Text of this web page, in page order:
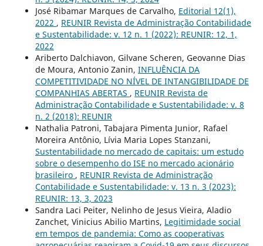
José Ribamar Marques de Carvalho, Editorial 12(1),
2022 , REUNIR Revista de Administração Contabilidade
e Sustentabilidade: v. 12 n. 1 (2022): REUNIR: 12, 1,
2022
Ariberto Dalchiavon, Gilvane Scheren, Geovanne Dias
de Moura, Antonio Zanin, INFLUÊNCIA DA
COMPETITIVIDADE NO NÍVEL DE INTANGIBILIDADE DE
COMPANHIAS ABERTAS , REUNIR Revista de
Administração Contabilidade e Sustentabilidade: v. 8
n. 2 (2018): REUNIR
Nathalia Patroni, Tabajara Pimenta Junior, Rafael
Moreira Antônio, Lívia Maria Lopes Stanzani,
Sustentabilidade no mercado de capitais: um estudo
sobre o desempenho do ISE no mercado acionário
brasileiro , REUNIR Revista de Administração
Contabilidade e Sustentabilidade: v. 13 n. 3 (2023):
REUNIR: 13, 3, 2023
Sandra Laci Peiter, Nelinho de Jesus Vieira, Aladio
Zanchet, Vinicius Abilio Martins, Legitimidade social
em tempos de pandemia: Como as cooperativas